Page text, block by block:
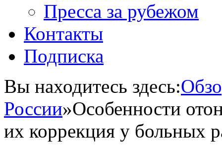
Пресса за рубежом
Контакты
Подписка
Вы находитесь здесь:
России»Особенности
их коррекция у больных